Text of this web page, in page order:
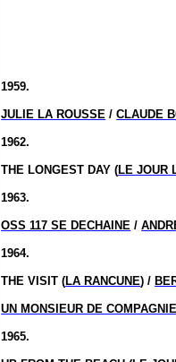
1959.
JULIE LA ROUSSE /CLAUDE
1962.
THE LONGEST DAY (LE JOUR
1963.
OSS 117 SE DECHAINE /
1964.
THE VISIT (LA RANCUNE) /
UN MONSIEUR DE COMPAGNIE
1965.